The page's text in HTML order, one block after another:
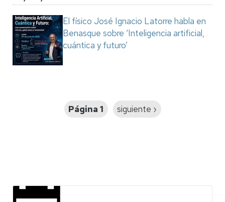
El físico José Ignacio Latorre habla en
Benasque sobre ‘Inteligencia artificial,
cuántica y futuro’
Página 1
Siguiente
siguiente ›